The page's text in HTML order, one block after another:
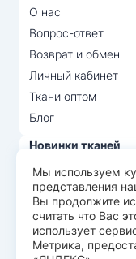
О нас
Вопрос-ответ
Возврат и обмен
Личный кабинет
Ткани оптом
Блог
Новинки тканей
Распродажа тканей
Лидеры продаж
© Арт Текс — продажа
Мы используем
представления
Вы продолжите
считать что Вас
использует
Метрика,